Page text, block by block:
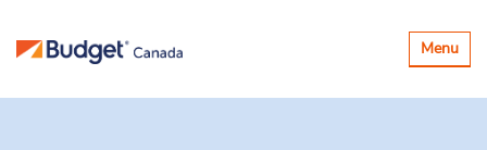
Basculer
la
Menu